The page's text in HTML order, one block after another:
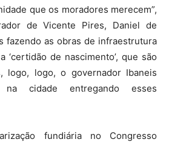
que os moradores merecem”,
de Vicente Pires, Daniel de
fazendo as obras de infraestrutura
‘certidão de nascimento’, que são
logo, logo, o governador Ibaneis
cidade entregando esses
fundiária no Congresso